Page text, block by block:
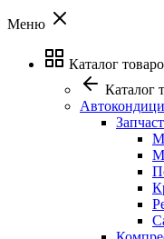
Меню
Каталог
Каталог